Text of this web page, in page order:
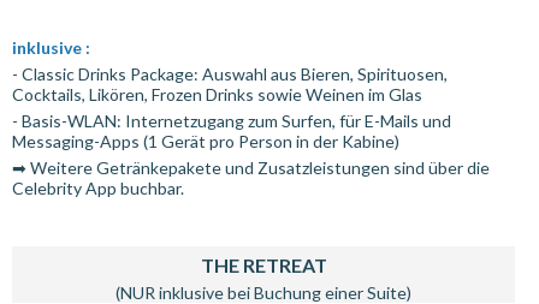
inklusive :
- Classic Drinks Package: Auswahl aus Bieren, Spirituosen,
Cocktails, Likören, Frozen Drinks sowie Weinen im Glas
- Basis-WLAN: Internetzugang zum Surfen, für E-Mails und
Messaging-Apps (1 Gerät pro Person in der Kabine)
➡ Weitere Getränkepakete und Zusatzleistungen sind über die
Celebrity App buchbar.
THE RETREAT
(NUR inklusive bei Buchung einer Suite)